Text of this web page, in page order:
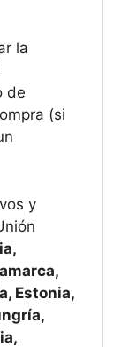
la
de
(si
y
Estonia,